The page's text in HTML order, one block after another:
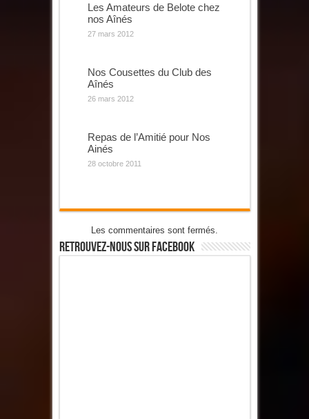
Les Amateurs de Belote chez
nos Aînés
27 mars 2012
Nos Cousettes du Club des
Aînés
26 mars 2012
Repas de l’Amitié pour Nos
Ainés
28 octobre 2011
Les commentaires sont fermés.
Retrouvez-Nous Sur Facebook